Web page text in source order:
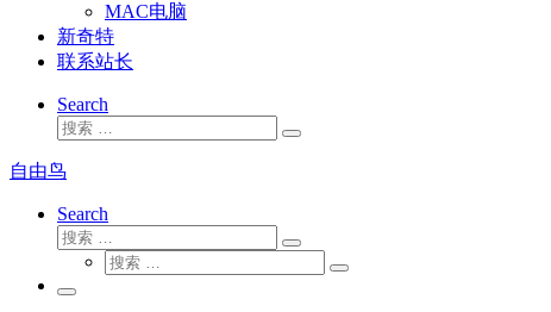
MAC电脑
新奇特
联系站长
Search
搜
搜
自由鸟
Search
搜
搜
索
搜
搜
主